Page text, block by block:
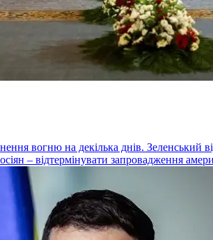
вогню на декілька днів. Зеленський
– відтермінувати запровадження